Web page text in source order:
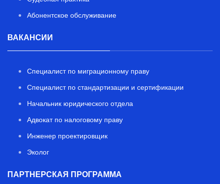
Абонентское обслуживание
ВАКАНСИИ
Специалист по миграционному праву
Специалист по стандартизации и сертификации
Начальник юридического отдела
Адвокат по налоговому праву
Инженер проектировщик
Эколог
ПАРТНЕРСКАЯ ПРОГРАММА